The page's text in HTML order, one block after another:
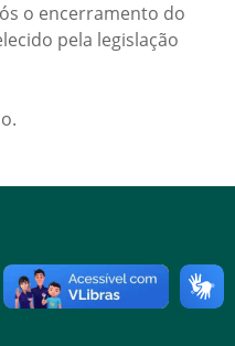
o encerramento do
pela legislação